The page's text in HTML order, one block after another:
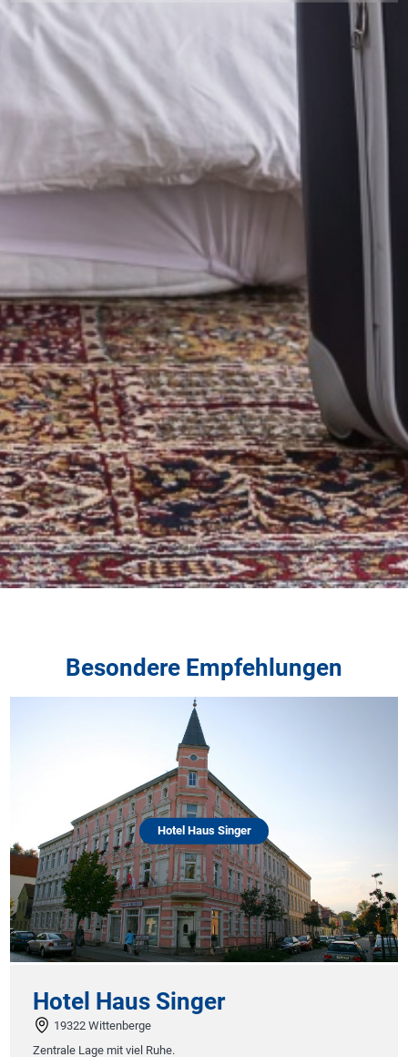
Besondere Empfehlungen
Hotel Haus Singer
Hotel Haus Singer
19322 Wittenberge
Zentrale Lage mit viel Ruhe.